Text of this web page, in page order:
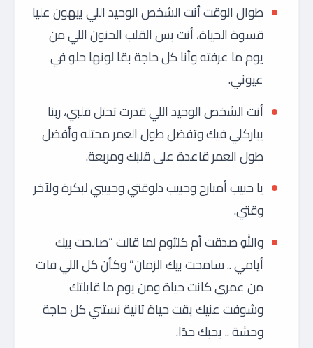
طوال الوقت أنت الشخص الوحيد اللي بيهون عليا
قسوة الحياة، أنت بس القلب الحنون اللي من
يوم ما عرفته وأنا كل حاجة بقا لونها حلو في
عيوني.
أنت الشخص الوحيد اللي قدرت تحتل قلبي، ربنا
يباركلي فيك وتفضل طول العمر محتله وأفضل
طول العمر قاعدة على قلبك ومربعة.
يا حبيب أمبارح وحبيب دلوقتي وحبيبي لبكرة ولآخر
وقتي.
واللهِ صدقت أم كلثوم لما قالت “صالحت بيك
أيامي .. سامحت بيك الزمان” وكأن كل اللي فات
من عمري كانت حياة ومن يوم ما قابلتك
وشوفت عنيك بقت حياة تانية نستني كل حاجة
وحشة .. بحبك جدًا.